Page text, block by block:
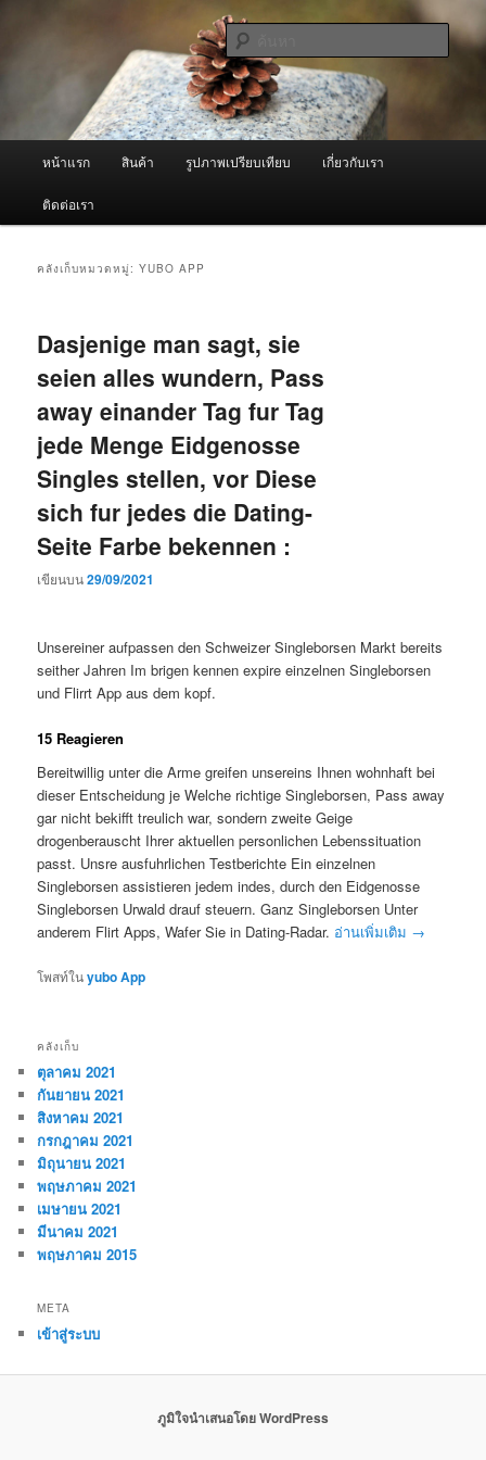
ผู้นำเข้าเครื่องพ่นหมอกควัน Best
Fogger / Fogger One และ อะไหล่
จำหน่ายเครื่องพ่นหมอกควัน คุณภาพดี บริการด้วยความจริงใจ
ค้นหา
หน้าแรก สินค้า รูปภาพเปรียบเทียบ เกี่ยวกับเรา
ติดต่อเรา
คลังเก็บหมวดหมู่:YUBO APP
Dasjenige man sagt, sie
seien alles wundern, Pass
away einander Tag fur Tag
jede Menge Eidgenosse
Singles stellen, vor Diese
sich fur jedes die Dating-
Seite Farbe bekennen :
เขียนบน29/09/2021
Unsereiner aufpassen den Schweizer Singleborsen Markt bereits
seither Jahren Im brigen kennen expire einzelnen Singleborsen
und Flirrt App aus dem kopf.
15 Reagieren
Bereitwillig unter die Arme greifen unsereins Ihnen wohnhaft bei
dieser Entscheidung je Welche richtige Singleborsen, Pass away
gar nicht bekifft treulich war, sondern zweite Geige
drogenberauscht Ihrer aktuellen personlichen Lebenssituation
passt. Unsre ausfuhrlichen Testberichte Ein einzelnen
Singleborsen assistieren jedem indes, durch den Eidgenosse
Singleborsen Urwald drauf steuern. Ganz Singleborsen Unter
anderem Flirt Apps, Wafer Sie in Dating-Radar. อ่านเพิ่มเติม →
โพสท์ในyubo App
คลังเก็บ
ตุลาคม 2021
กันยายน 2021
สิงหาคม 2021
กรกฎาคม 2021
มิถุนายน 2021
พฤษภาคม 2021
เมษายน 2021
มีนาคม 2021
พฤษภาคม 2015
META
เข้าสู่ระบบ
ภูมิใจนำเสนอโดย WordPress